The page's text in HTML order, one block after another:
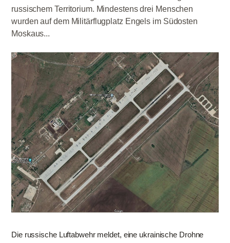
russischem Territorium. Mindestens drei Menschen
wurden auf dem Militärflugplatz Engels im Südosten
Moskaus...
Die russische Luftabwehr meldet, eine ukrainische Drohne